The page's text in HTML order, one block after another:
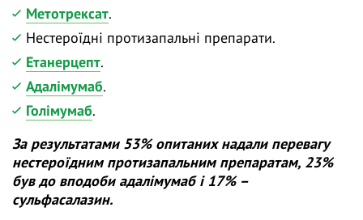
Метотрексат.
Нестероїдні протизапальні препарати.
Етанерцепт.
Адалімумаб.
Голімумаб.
За результатами 53% опитаних надали перевагу
нестероїдним протизапальним препаратам, 23%
був до вподоби адалімумаб і 17% –
сульфасалазин.